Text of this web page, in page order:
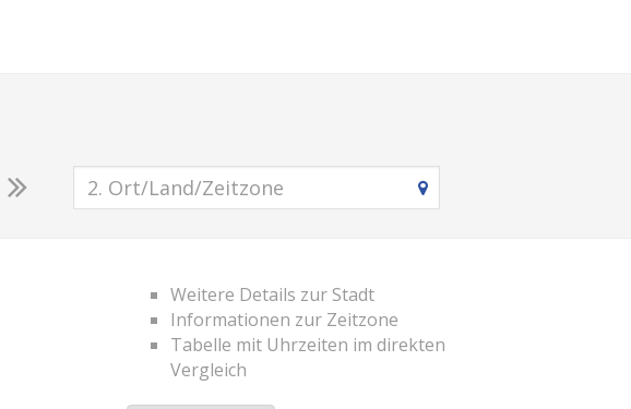
Weitere Details zur Stadt
Informationen zur Zeitzone
Tabelle mit Uhrzeiten im direkten
Vergleich